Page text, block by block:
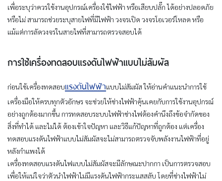
เพื่อระบุว่าควรใช้งานอุปกรณ์เครื่องใช้ไฟฟ้า หรือเสียบปลั๊ก ได้อย่างปลอดภัย
หรือไม่ สามารถช่วยระบุสายไฟที่มีไฟฟ้า วงจรเปิด วงจรโอเวอร์โหลด หรือ
แม้แต่การลัดวงจรในสายไฟที่สามารถตรวจสอบได้
การใช้เครื่องทดสอบแรงดันไฟฟ้าแบบไม่สัมผัส
ก่อนใช้เครื่องทดสอบแรงดันไฟฟ้าแบบไม่สัมผัส ให้อ่านคำแนะนำการใช้
เครื่องมือให้ครบทุกตัวอักษร จะช่วยให้ช่างไฟฟ้าคุ้นเคยกับการใช้งานอุปกรณ์
อย่างถูกต้องมากขึ้น การทดสอบระบบไฟฟ้าช่างไฟต้องคำนึงถึงข้อจำกัดของ
สิ่งที่ทำได้ และไม่ได้ ต้องเข้าใจปัญหา และวิธีแก้ปัญหาที่ถูกต้อง แต่เครื่อง
ทดสอบแรงดันไฟฟ้าแบบไม่สัมผัสจะไม่สามารถตรวจจับพลังงานไฟฟ้าที่อยู่
หลังกำแพงได้
เครื่องทดสอบแรงดันไฟแบบไม่สัมผัสจะมีลักษณะปากกา เป็นการตรวจสอบ
เพื่อให้แน่ใจว่าตัวนำไฟฟ้าไม่มีแรงดันไฟฟ้ากระแสสลับ โดยที่ช่างไฟฟ้าไม่